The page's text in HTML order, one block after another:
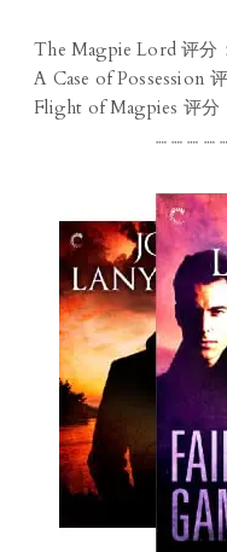
The Magpie Lord 评分
A Case of Possession
Flight of Magpies 评分
┈ ┈ ┈